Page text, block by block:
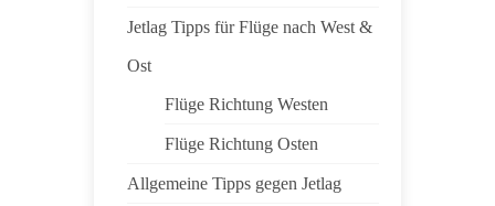
Jetlag Tipps für Flüge nach West &
Ost
Flüge Richtung Westen
Flüge Richtung Osten
Allgemeine Tipps gegen Jetlag